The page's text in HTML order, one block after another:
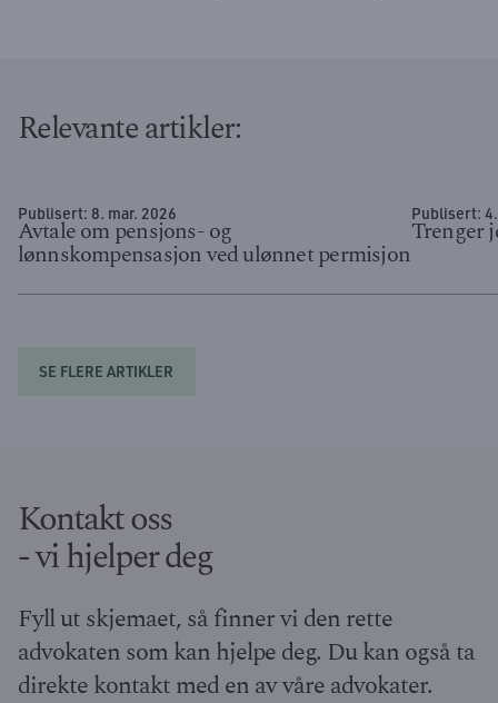
Relevante artikler:
Publisert: 8. mar. 2026
Avtale om pensjons- og
lønnskompensasjon ved ulønnet permisjon
Publisert:
Trenger
SE FLERE ARTIKLER
Kontakt oss
- vi hjelper deg
Fyll ut skjemaet, så finner vi den rette
advokaten som kan hjelpe deg. Du kan også ta
direkte kontakt med en av våre advokater.